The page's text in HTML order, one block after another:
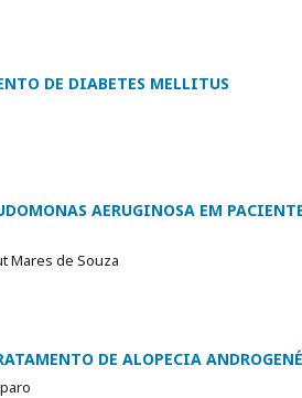
DE DIABETES MELLITUS
AERUGINOSA EM
Mares de Souza
DE ALOPECIA